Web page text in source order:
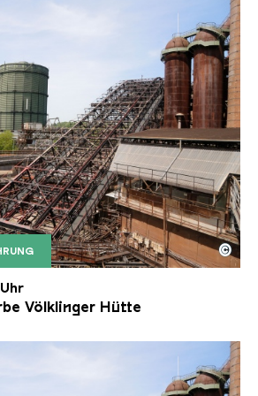
der Völklinger Hütte mit
Völklinger Hütte | Karl
©
Völklinger Hütte